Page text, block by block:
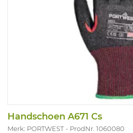
Handschoen A671 Cs
Merk: PORTWEST ProdNr. 1060080